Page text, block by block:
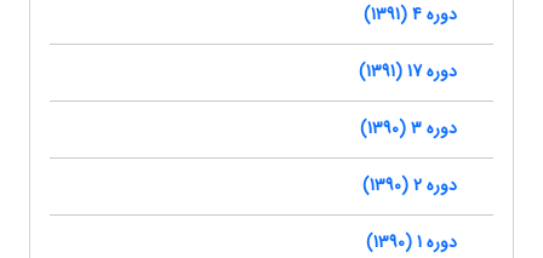
دوره 4 (1391)
دوره 17 (1391)
دوره 3 (1390)
دوره 2 (1390)
دوره 1 (1390)